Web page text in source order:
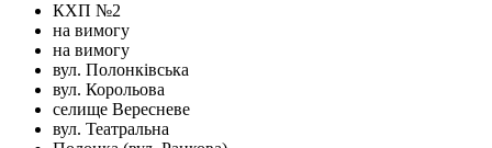
КХП №2
на вимогу
на вимогу
вул. Полонківська
вул. Корольова
селище Вересневе
вул. Театральна